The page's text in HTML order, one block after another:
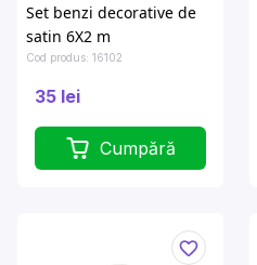
Set benzi decorative de
satin 6X2 m
Cod produs: 16102
35 lei
Cumpără